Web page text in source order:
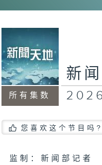
所有集数
新
您喜欢这个节目吗?
监制：新闻部记者